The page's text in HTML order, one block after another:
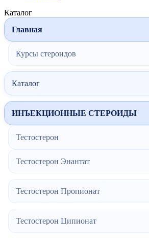
Каталог
Главная
Курсы стероидов
Каталог
ИНЪЕКЦИОННЫЕ СТЕРОИДЫ
Тестостерон
Тестостерон Энантат
Тестостерон Пропионат
Тестостерон Ципионат